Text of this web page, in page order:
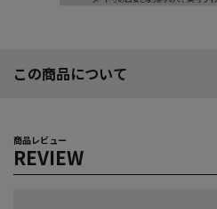
この商品について
商品レビュー
REVIEW